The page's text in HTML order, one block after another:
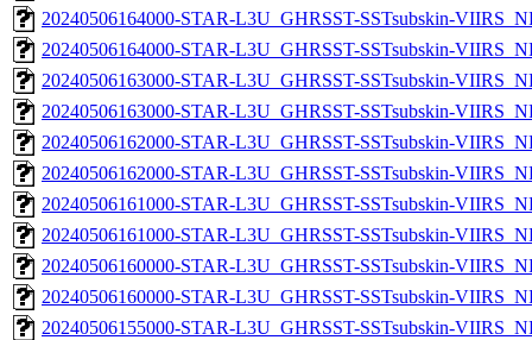
20240506164000-STAR-L3U_GHRSST-SSTsubskin-
20240506164000-STAR-L3U_GHRSST-SSTsubskin-
20240506163000-STAR-L3U_GHRSST-SSTsubskin-
20240506163000-STAR-L3U_GHRSST-SSTsubskin-
20240506162000-STAR-L3U_GHRSST-SSTsubskin-
20240506162000-STAR-L3U_GHRSST-SSTsubskin-
20240506161000-STAR-L3U_GHRSST-SSTsubskin-
20240506161000-STAR-L3U_GHRSST-SSTsubskin-
20240506160000-STAR-L3U_GHRSST-SSTsubskin-
20240506160000-STAR-L3U_GHRSST-SSTsubskin-
20240506155000-STAR-L3U_GHRSST-SSTsubskin-